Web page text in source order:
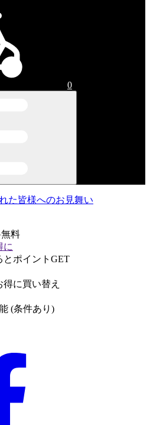
0
た皆様へのお見舞い
料
に
とポイントGET
に買い替え
(条件あり)